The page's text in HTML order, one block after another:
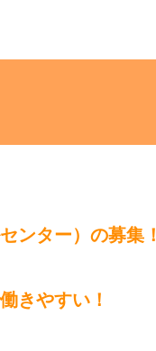
ンター）の募集！
きやすい！